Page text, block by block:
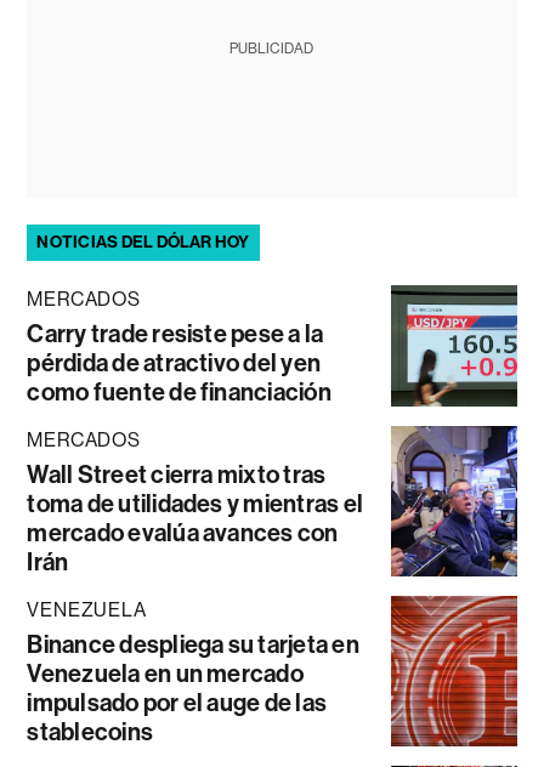
PUBLICIDAD
NOTICIAS DEL DÓLAR HOY
MERCADOS
Carry trade resiste pese a la
pérdida de atractivo del yen
como fuente de financiación
MERCADOS
Wall Street cierra mixto tras
toma de utilidades y mientras el
mercado evalúa avances con
Irán
VENEZUELA
Binance despliega su tarjeta en
Venezuela en un mercado
impulsado por el auge de las
stablecoins